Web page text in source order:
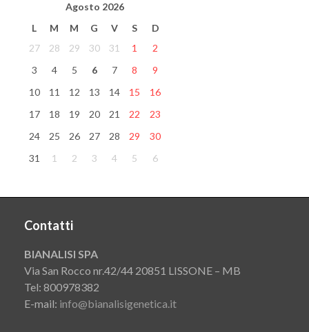
Agosto 2026
L
M M G V S
D
27
28 29 30 31 1
2
3
4 5 6 7 8
9
10
11 12 13 14 15
16
17
18 19 20 21 22
23
24
25 26 27 28 29
30
31
1 2 3 4 5 6
Contatti
BIANALISI SPA
Via San Rocco nr.42/44 20851 LISSONE – MB
Tel: 800978382
E-mail: info@bianalisigenetica.it